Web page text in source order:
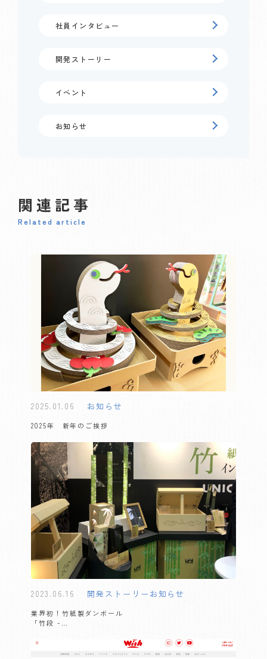
社員インタビュー
開発ストーリー
イベント
お知らせ
関連記事
Related article
2025.01.06 お知らせ
2025年 新年のご挨拶
2023.06.16 開発ストーリーお知らせ
業界初！竹紙製ダンボール
「竹段 -…